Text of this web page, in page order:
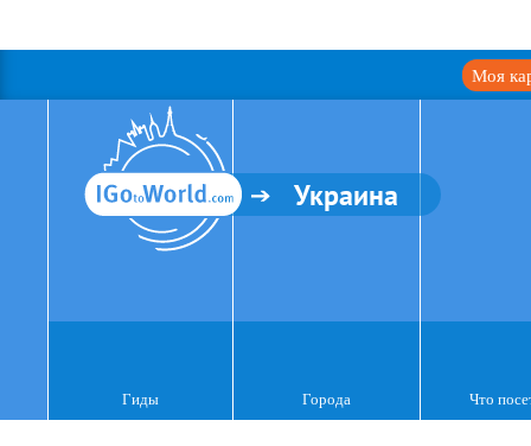
Моя
Украина
Гиды Города Что